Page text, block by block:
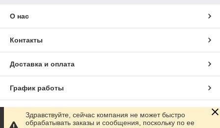
О нас
Контакты
Доставка и оплата
График работы
Полная версия сайта
Здравствуйте, сейчас компания не может быстро
обрабатывать заказы и сообщения, поскольку по ее